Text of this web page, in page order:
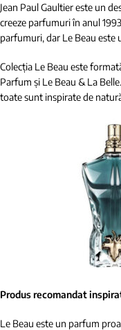
Jean Paul Gaultier este un
creeze parfumuri în anul
parfumuri, dar Le Beau este
Colecția Le Beau este
Parfum și Le Beau & La
toate sunt inspirate de
Produs recomandat
Le Beau este un parfum